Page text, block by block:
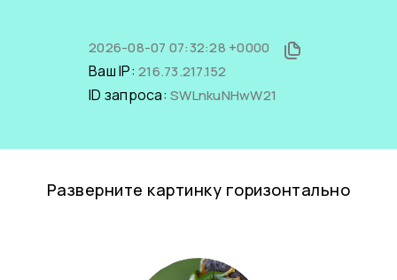
2026-08-07 07:32:28 +0000
Ваш IP: 216.73.217.152
ID запроса: SWLnkuNHwW21
Разверните картинку горизонтально